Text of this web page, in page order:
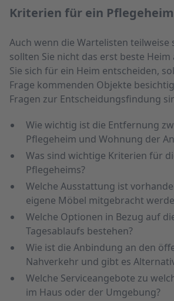
Kriterien für ein Pflegeheim
Auch wenn die Wartelisten teilweise
sollten Sie nicht das erst beste Heim
Sie sich für ein Heim entscheiden,
Frage kommenden Objekte
Fragen zur Entscheidungsfindung
Wie wichtig ist die Entfernung
Pflegeheim und Wohnung der
Was sind wichtige Kriterien für
Pflegeheims?
Welche Ausstattung ist
eigene Möbel mitgebracht
Welche Optionen in Bezug auf
Tagesablaufs bestehen?
Wie ist die Anbindung an den
Nahverkehr und gibt es
Welche Serviceangebote zu
im Haus oder der Umgebung?